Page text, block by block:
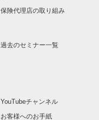
保険代理店の取り組み
過去のセミナー一覧
YouTubeチャンネル
お客様へのお手紙